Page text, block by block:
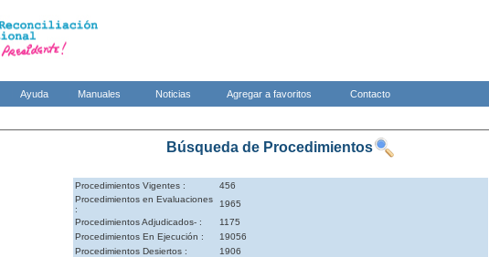
Ayuda Manuales Noticias Agregar a favoritos Contacto
Búsqueda de Procedimientos
Procedimientos Vigentes :
456
Procedimientos en Evaluaciones
:
1965
Procedimientos Adjudicados- :
1175
Procedimientos En Ejecución :
19056
Procedimientos Desiertos :
1906